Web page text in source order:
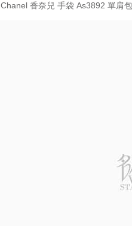
Chanel 香奈兒 手袋 As3892 單肩